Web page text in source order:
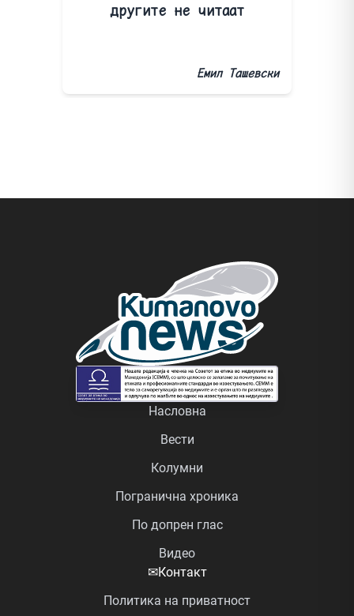
другите не читаат
Емил Ташевски
Насловна
Вести
Колумни
Погранична хроника
По допрен глас
Видео
✉Контакт
Политика на приватност